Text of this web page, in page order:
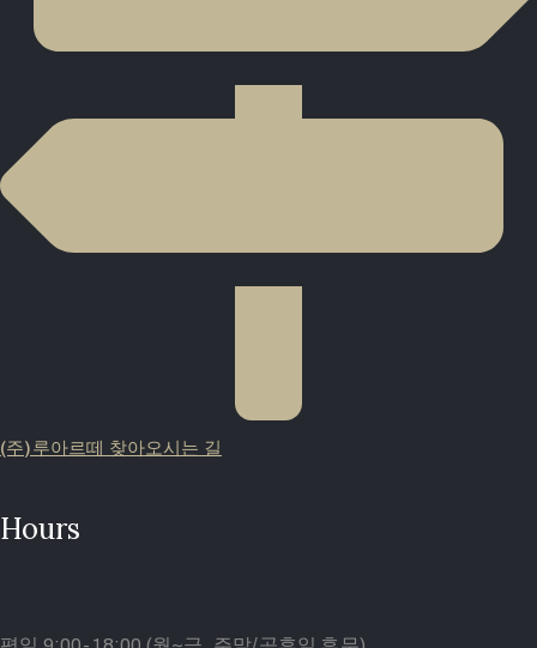
(주)루아르떼 찾아오시는 길
Hours